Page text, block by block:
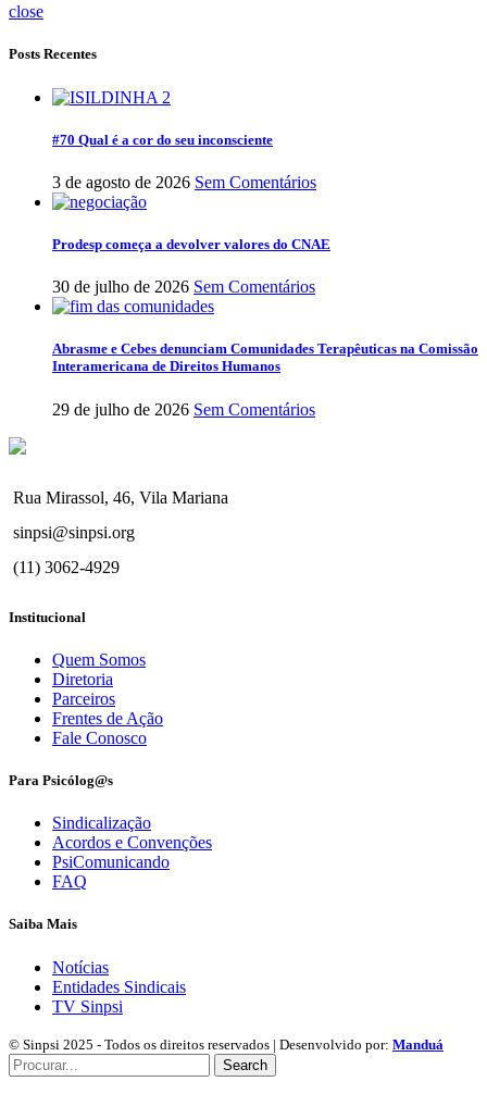
close
Posts Recentes
#70 Qual é a cor do seu inconsciente
3 de agosto de 2026 Sem Comentários
Prodesp começa a devolver valores do CNAE
30 de julho de 2026 Sem Comentários
Abrasme e Cebes denunciam Comunidades Terapêuticas na Comissão
Interamericana de Direitos Humanos
29 de julho de 2026 Sem Comentários
Rua Mirassol, 46, Vila Mariana
sinpsi@sinpsi.org
(11) 3062-4929
Institucional
Quem Somos
Diretoria
Parceiros
Frentes de Ação
Fale Conosco
Para Psicólog@s
Sindicalização
Acordos e Convenções
PsiComunicando
FAQ
Saiba Mais
Notícias
Entidades Sindicais
TV Sinpsi
© Sinpsi 2025 - Todos os direitos reservados | Desenvolvido por: Manduá
Search